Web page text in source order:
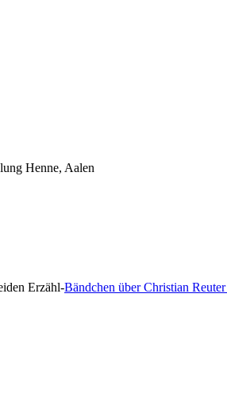
Henne, Aalen
Erzähl-Bändchen über Christian Reuter